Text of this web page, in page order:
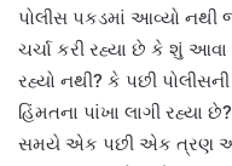
પોલીસ પકડમાં આવ્યો
ચર્ચા કરી રહ્યા છે કે શું આવા
રહ્યો નથી? કે પછી પોલીસની
હિંમતના પાંખા લાગી રહ્યા
સમયે એક પછી એક ત્રણ